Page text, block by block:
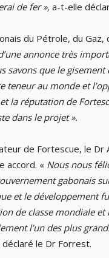
de fer », a-t-elle
du Pétrole, du
annonce très
savons que le
teneur au monde et
la réputation de
dans le projet ».
de Fortescue, le Dr
accord. « Nous nous
gabonais
et le développement
de classe mondiale
l’un des plus
le Dr Forrest.